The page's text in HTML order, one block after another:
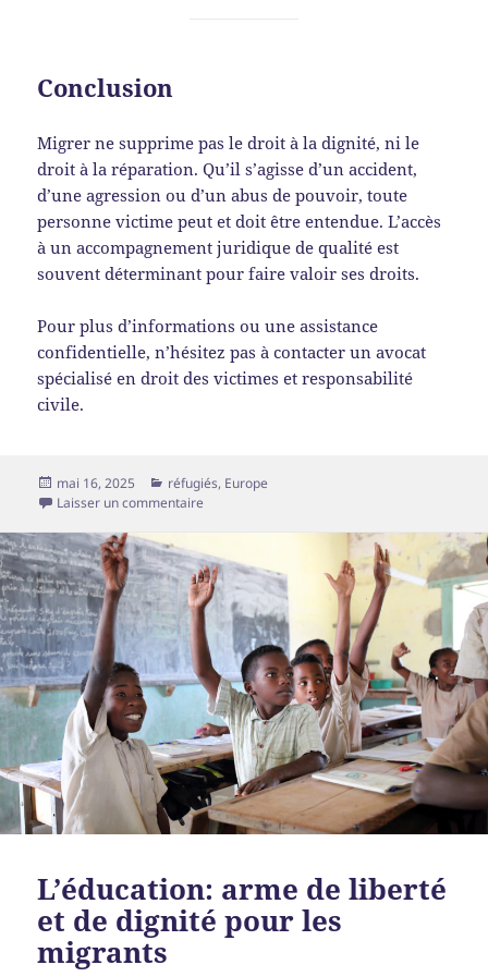
Conclusion
Migrer ne supprime pas le droit à la dignité, ni le
droit à la réparation. Qu’il s’agisse d’un accident,
d’une agression ou d’un abus de pouvoir, toute
personne victime peut et doit être entendue. L’accès
à un accompagnement juridique de qualité est
souvent déterminant pour faire valoir ses droits.
Pour plus d’informations ou une assistance
confidentielle, n’hésitez pas à contacter un avocat
spécialisé en droit des victimes et responsabilité
civile.
Publié
le
mai 16, 2025 Catégories
réfugiés, Europe
Laisser un commentaire
L’éducation: arme de liberté
et de dignité pour les
migrants